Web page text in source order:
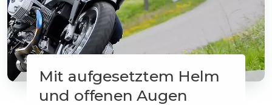
Mit aufgesetztem Helm
und offenen Augen